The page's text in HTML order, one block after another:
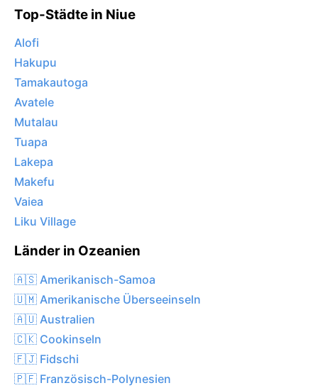
Top-Städte in Niue
Alofi
Hakupu
Tamakautoga
Avatele
Mutalau
Tuapa
Lakepa
Makefu
Vaiea
Liku Village
Länder in Ozeanien
🇦🇸 Amerikanisch-Samoa
🇺🇲 Amerikanische Überseeinseln
🇦🇺 Australien
🇨🇰 Cookinseln
🇫🇯 Fidschi
🇵🇫 Französisch-Polynesien